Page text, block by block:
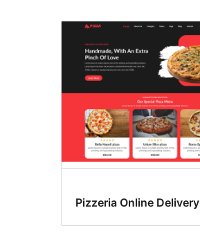
Pizzeria Online Delivery